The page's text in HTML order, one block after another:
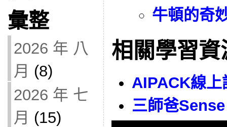
彙整
2026 年 八
月 (8)
2026 年 七
月 (15)
牛頓的奇
相關學習資
AIPACK線上
三師爸